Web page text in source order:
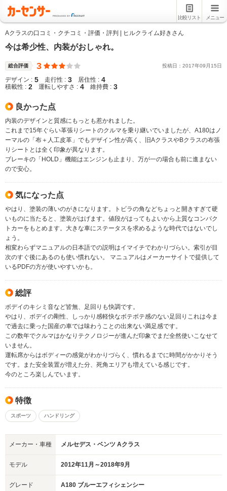
比較リスト メニュー
Aクラスの口コミ・クチコミ・評価・評判 | ヒルクライム好きさん
今は希少性、内装がおしゃれ。
総合評価 3 投稿日： 2017年09 月 15日
デザイン : 5 走行性 : 3 居住性 : 4
積載性 : 2 運転しやすさ : 4 維持費 : 3
良かった点
内装のデザインと質感にもっとも惹かれました。
これまで15年ぐらい革張りシートのクルマを乗り継いでいましたが、A180はノ
ーマルの「布＋人工皮革」でもデザイン性が高く、旧AクラスやBクラスの布張
りシートとは全く印象が異なります。
ブレーキの「HOLD」機能はエンジンも止まり、万が一の場合も前に進まない
ので安心。
気になった点
やはり、塗装の薄いのがきになります。トビラの角などちょっと開きすぎて硬
いものに当たると、塗装がはげます。値段がはってもよいから上質なコンパク
トカーをもとめます。大きな車にステータスを求めるような時代ではないでし
ょう。
相変わらずマニュアルの日本語での説明はイマイチでわかりづらい。索引が目
次のすぐ後にあるのも使い慣れない。 マニュアルはメーカーサイトで提供して
いるPDFの方が使いやすいかも。
総評
ボデイのキシミ音など皆無、足回りも快調です。
やはり、ボデイの剛性、しっかり感軽快なボテボテ感のない足回りこれは今ま
で過去に乗った国産の車では味わうことの出来ない満足感です。
この数年でクルマはかなりテクノロジーが進んだ印象でまだ全然使いこなせて
いません。
運転席からはボディーの感覚がわかりづらく、慣れるまでに時間がかかりそう
です。また安全装置が増えた分、死角エリアも増えている感じです。
今のところ楽しんでいます。
特徴
スポーツ ハンドリング
メーカー・車種 メルセデス・ベンツ Aクラス
モデル 2012年11月～2018年9月
グレード A180 ブルーエフィシェンシー